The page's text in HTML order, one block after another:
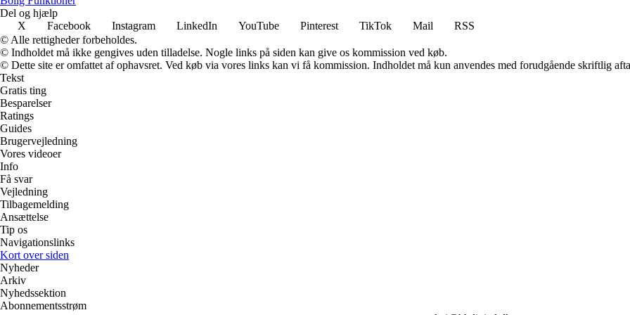
Del og hjælp
X
Facebook Instagram LinkedIn YouTube Pinterest TikTok Mail
RSS
© Alle rettigheder forbeholdes.
© Indholdet må ikke gengives uden tilladelse. Nogle links på siden kan give os kommission ved køb.
© Dette site er omfattet af ophavsret. Ved køb via vores links kan vi få kommission. Indholdet må kun anvendes med forudgående skriftlig
Tekst
Gratis ting
Besparelser
Ratings
Guides
Brugervejledning
Vores videoer
Info
Få svar
Vejledning
Tilbagemelding
Ansættelse
Tip os
Navigationslinks
Kort over siden
Nyheder
Arkiv
Nyhedssektion
Abonnementsstrøm